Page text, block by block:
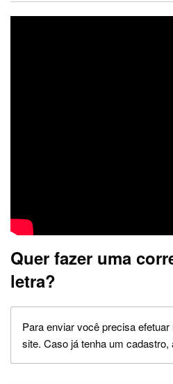
Quer fazer uma
letra?
Para enviar você precisa efetuar
site. Caso já tenha um cadastro,